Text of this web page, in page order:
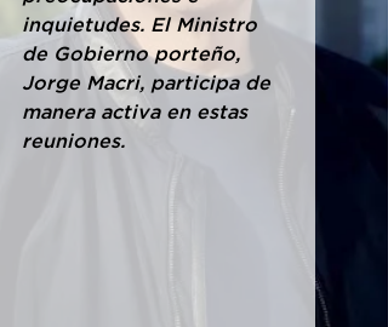
inquietudes. El Ministro
de Gobierno porteño,
Jorge Macri, participa de
manera activa en estas
reuniones.